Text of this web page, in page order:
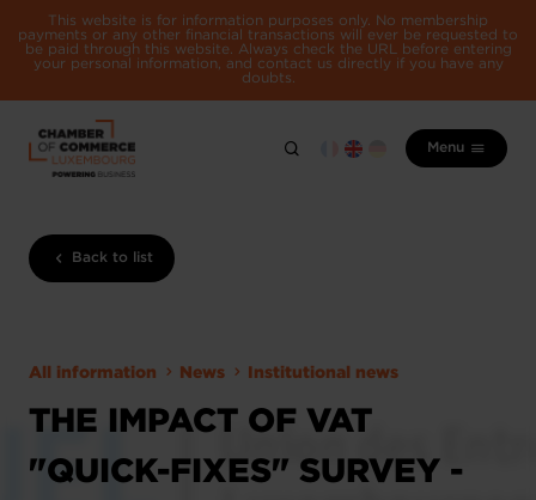
This website is for information purposes only. No membership
payments or any other financial transactions will ever be requested to
be paid through this website. Always check the URL before entering
your personal information, and contact us directly if you have any
doubts.
Menu
Back to list
All information News Institutional news
THE IMPACT OF VAT
"QUICK-FIXES" SURVEY -